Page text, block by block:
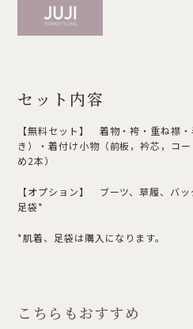
セット内容
【無料セット】 着物・袴・重ね襟
き）・着付け小物（前板，衿芯，コ
め2本）
【オプション】 ブーツ、草履、バッ
足袋*
*肌着、足袋は購入になります。
こちらもおすすめ